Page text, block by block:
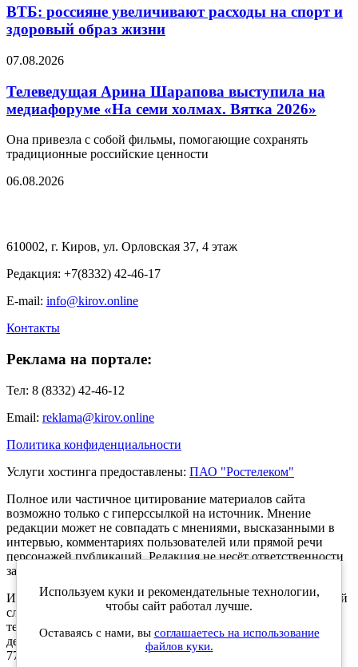
ВТБ: россияне увеличивают расходы на спорт и
здоровый образ жизни
07.08.2026
Телеведущая Арина Шарапова выступила на
медиафоруме «На семи холмах. Вятка 2026»
Она привезла с собой фильмы, помогающие сохранять
традиционные российские ценности
06.08.2026
610002, г. Киров, ул. Орловская 37, 4 этаж
Редакция: +7(8332) 42-46-17
E-mail: info@kirov.online
Контакты
Реклама на портале:
Тел: 8 (8332) 42-46-12
Email: reklama@kirov.online
Политика конфиденциальности
Услуги хостинга предоставлены: ПАО "Ростелеком"
Полное или частичное цитирование материалов сайта
возможно только с гиперссылкой на источник. Мнение
редакции может не совпадать с мнениями, высказанными в
интервью, комментариях пользователей или прямой речи
персонажей публикаций. Редакция не несёт ответственности
за текст комментариев читателей.
Интернет-портал Kirov.online зарегистрирован в Федеральной
службе по надзору в сфере связи, информационных
технологий и массовых коммуникаций (Роскомнадзор) 5
декабря 2019 года. Регистрационный номер ЭЛ № ФС 77 -
77189.
Используем куки и рекомендательные технологии,
чтобы сайт работал лучше.
Оставаясь с нами, вы соглашаетесь на использование
файлов куки.